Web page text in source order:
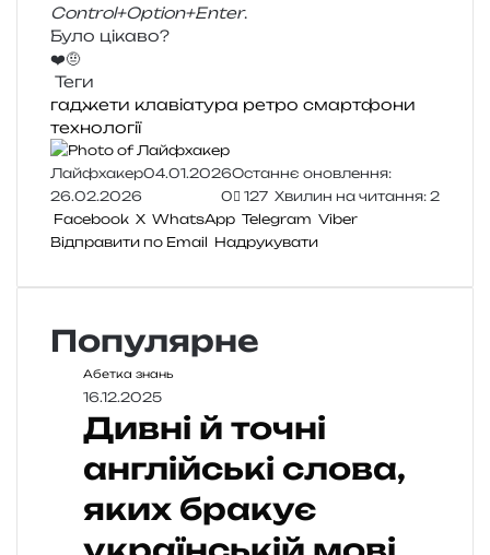
Control+Option+Enter.
Було цікаво?
❤️🤨
Теги
гаджети клавіатура ретро смартфони
технології
Лайфхакер04.01.2026Останнє оновлення:
26.02.2026
0 127 Хвилин на читання: 2
Facebook X WhatsApp Telegram Viber
Відправити по Email Надрукувати
Популярне
Абетка знань
16.12.2025
Дивні й точні
англійські слова,
яких бракує